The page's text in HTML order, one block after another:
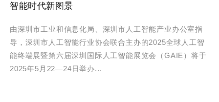
智能时代新图景
由深圳市工业和信息化局、深圳市人工智能产业办公室指
导，深圳市人工智能行业协会联合主办的2025全球人工智
能终端展暨第六届深圳国际人工智能展览会（GAIE）将于
2025年5月22—24日举办...